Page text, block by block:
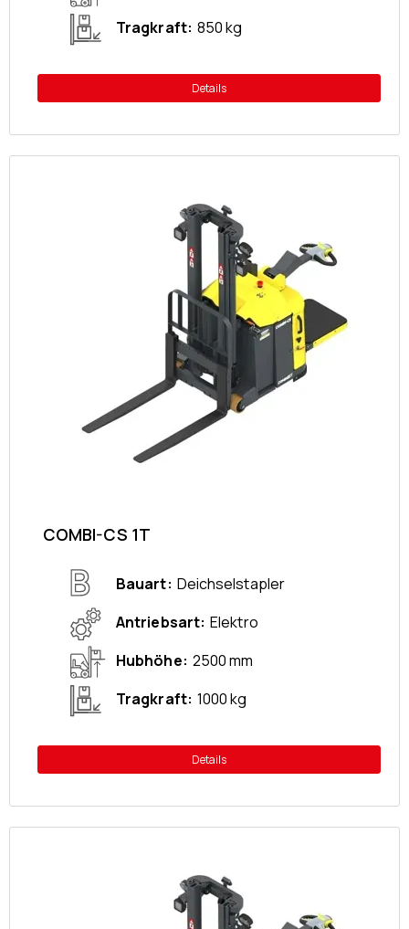
Tragkraft 850 kg
Details
COMBI-CS 1T
Bauart Deichselstapler
Antriebsart Elektro
Hubhöhe 2500 mm
Tragkraft 1000 kg
Details